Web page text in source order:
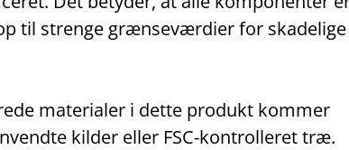
til strenge grænseværdier for skadelige
materialer i dette produkt kommer
kilder eller FSC‑kontrolleret træ.